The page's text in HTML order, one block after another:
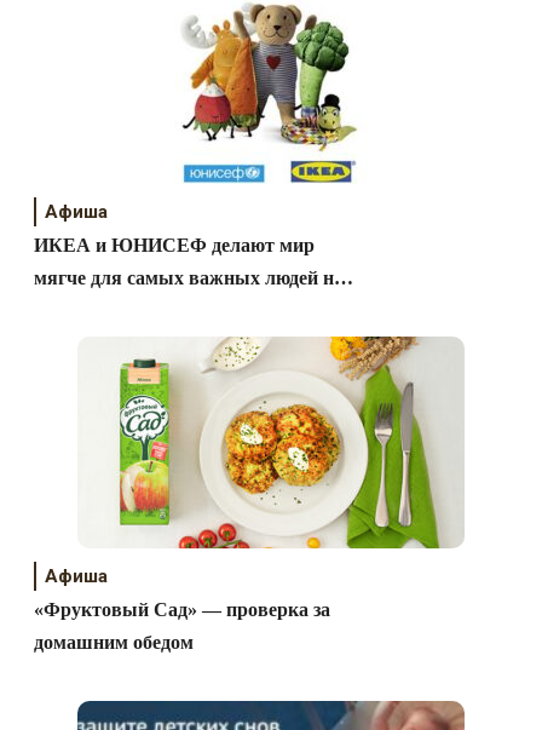
Афиша
ИКЕА и ЮНИСЕФ делают мир
мягче для самых важных людей на
Афиша
«Фруктовый Сад» — проверка за
домашним обедом